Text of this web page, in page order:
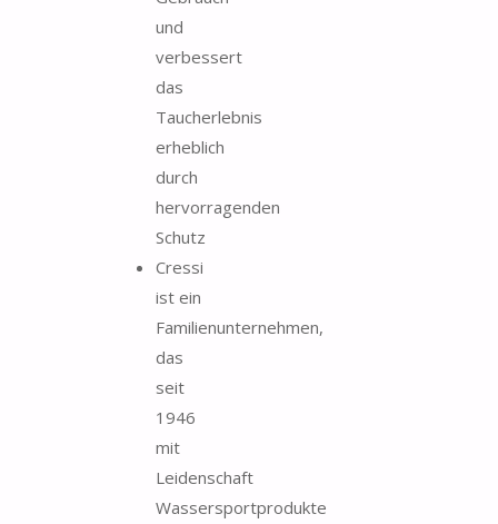
und
verbessert
das
Taucherlebnis
erheblich
durch
hervorragenden
Schutz
Cressi
ist ein
Familienunternehmen,
das
seit
1946
mit
Leidenschaft
Wassersportprodukte